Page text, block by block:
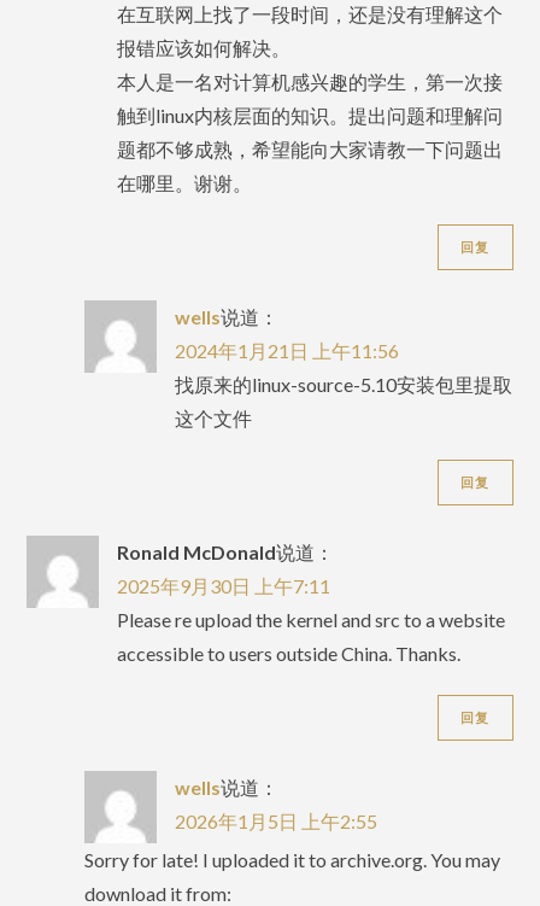
在互联网上找了一段时间，还是没有理解这个
报错应该如何解决。
本人是一名对计算机感兴趣的学生，第一次接
触到linux内核层面的知识。提出问题和理解问
题都不够成熟，希望能向大家请教一下问题出
在哪里。谢谢。
回复
wells说道：
2024年1月21日 上午11:56
找原来的linux-source-5.10安装包里提取
这个文件
回复
Ronald McDonald说道：
2025年9月30日 上午7:11
Please re upload the kernel and src to a website
accessible to users outside China. Thanks.
回复
wells说道：
2026年1月5日 上午2:55
Sorry for late! I uploaded it to archive.org. You may
download it from: